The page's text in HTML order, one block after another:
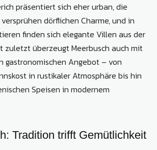
präsentiert sich eher urban, die
dörflichen Charme, und in
finden sich elegante Villen aus der
zuletzt überzeugt Meerbusch auch mit
gastronomischen Angebot – von
in rustikaler Atmosphäre bis hin
Speisen in modernem
Tradition trifft Gemütlichkeit